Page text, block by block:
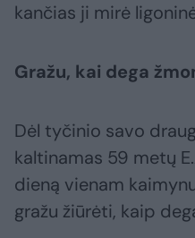
kančias ji mirė
Gražu, kai dega
Dėl tyčinio savo
kaltinamas 59 metų
dieną vienam
gražu žiūrėti, kaip